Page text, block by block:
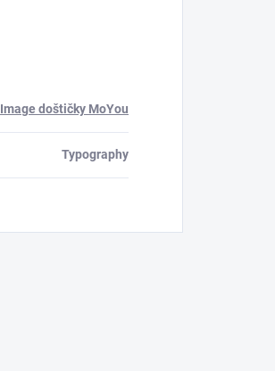
Image doštičky MoYou
Typography